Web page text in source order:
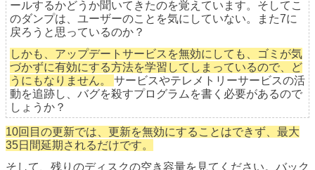
ールするかどうか聞いてきたのを覚えています。そしてこ
のダンプは、ユーザーのことを気にしていない。また7に
戻ろうと思っているのか？
しかも、アップデートサービスを無効にしても、ゴミが気
づかずに有効にする方法を学習してしまっているので、ど
うにもなりません。 サービスやテレメトリーサービスの活
動を追跡し、バグを殺すプログラムを書く必要があるので
しょうか？
10回目の更新では、更新を無効にすることはできず、最大
35日間延期されるだけです。
そして、残りのディスクの空き容量を見てください。バック